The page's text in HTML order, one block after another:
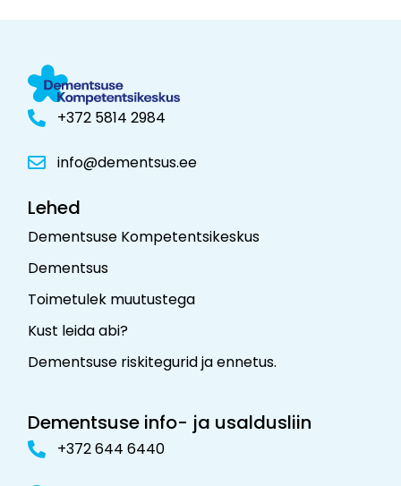
+372 5814 2984
info@dementsus.ee
Lehed
Dementsuse Kompetentsikeskus
Dementsus
Toimetulek muutustega
Kust leida abi?
Dementsuse riskitegurid ja ennetus.
Dementsuse info- ja usaldusliin
+372 644 6440